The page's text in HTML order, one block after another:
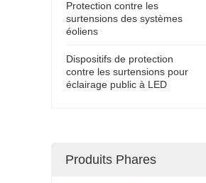
Protection contre les
surtensions des systèmes
éoliens
Dispositifs de protection
contre les surtensions pour
éclairage public à LED
Produits Phares